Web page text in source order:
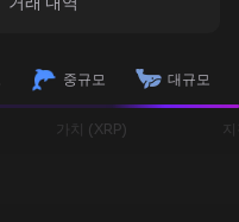
중규모 대규모
가치 (XRP)